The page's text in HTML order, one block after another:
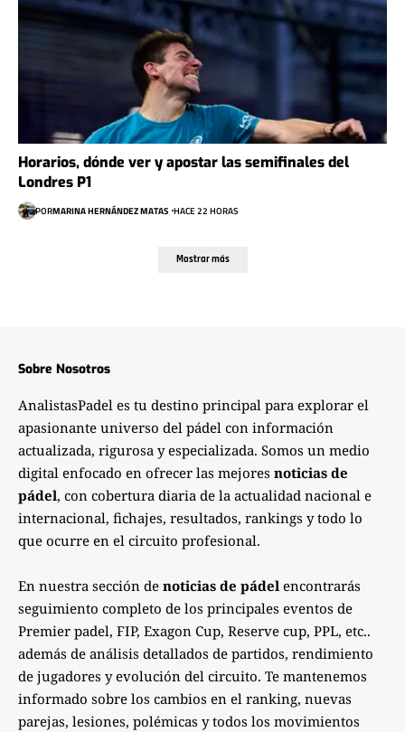
Horarios, dónde ver y apostar las semifinales del
Londres P1
PORMARINA HERNÁNDEZ MATAS HACE 22 HORAS
Mostrar más
Sobre Nosotros
AnalistasPadel es tu destino principal para explorar el
apasionante universo del pádel con información
actualizada, rigurosa y especializada. Somos un medio
digital enfocado en ofrecer las mejores noticias de
pádel, con cobertura diaria de la actualidad nacional e
internacional, fichajes, resultados, rankings y todo lo
que ocurre en el circuito profesional.
En nuestra sección de noticias de pádel encontrarás
seguimiento completo de los principales eventos de
Premier padel, FIP, Exagon Cup, Reserve cup, PPL, etc..
además de análisis detallados de partidos, rendimiento
de jugadores y evolución del circuito. Te mantenemos
informado sobre los cambios en el ranking, nuevas
parejas, lesiones, polémicas y todos los movimientos